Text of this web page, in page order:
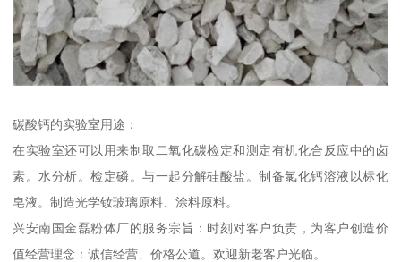
碳酸钙的实验室用途：
在实验室还可以用来制取二氧化碳检定和测定有机化合反应中的卤
素。水分析。检定磷。与一起分解硅酸盐。制备氯化钙溶液以标化
皂液。制造光学钕玻璃原料、涂料原料。
兴安南国金磊粉体厂的服务宗旨：时刻对客户负责，为客户创造价
值经营理念：诚信经营、价格公道。欢迎新老客户光临。